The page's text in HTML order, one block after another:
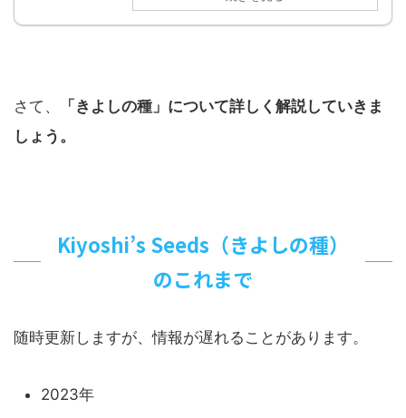
さて、
「きよしの種」について詳しく解説していきま
しょう。
Kiyoshi’s Seeds（きよしの種）
のこれまで
随時更新しますが、情報が遅れることがあります。
2023年